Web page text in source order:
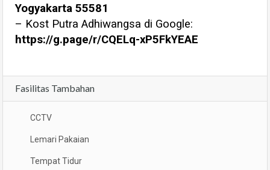
Yogyakarta 55581
– Kost Putra Adhiwangsa di Google:
https://g.page/r/CQELq-xP5FkYEAE
Fasilitas Tambahan
CCTV
Lemari Pakaian
Tempat Tidur